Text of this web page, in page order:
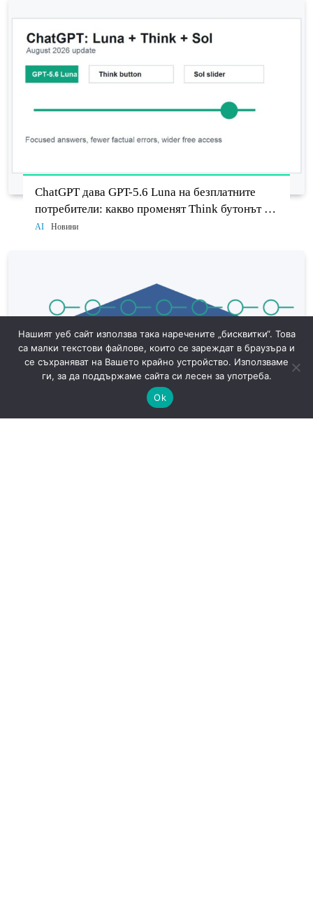
ChatGPT дава GPT-5.6 Luna на безплатните
потребители: какво променят Think бутонът и
новият Sol
AI Новини
Нашият уеб сайт използва така наречените „бисквитки“. Това
са малки текстови файлове, които се зареждат в браузъра и
се съхраняват на Вашето крайно устройство. Използваме
ги, за да поддържаме сайта си лесен за употреба.
Ok